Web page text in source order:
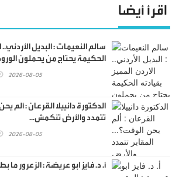
اقرأ أيضا
سالم النعيمات : البديل الأردني..
الحكيمة يحتاج من يحملون
2026-08-05
الدكتورة دانييلا القرعان : ألم
تتمدد والأرض تنكمش...
2026-08-05
أ. د. فايز ابو عريضة : الزعرور ما